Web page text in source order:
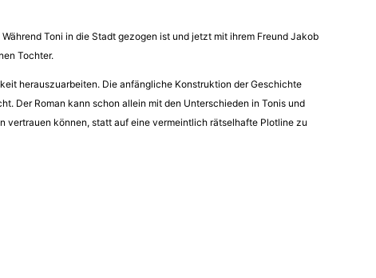
Toni in die Stadt gezogen ist und jetzt mit ihrem Freund Jakob
Tochter.
herauszuarbeiten. Die anfängliche Konstruktion der Geschichte
Der Roman kann schon allein mit den Unterschieden in Tonis und
vertrauen können, statt auf eine vermeintlich rätselhafte Plotline zu